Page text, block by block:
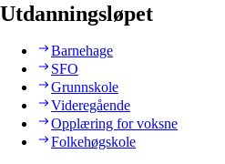
Utdanningsløpet
Barnehage
SFO
Grunnskole
Videregående
Opplæring for voksne
Folkehøgskole